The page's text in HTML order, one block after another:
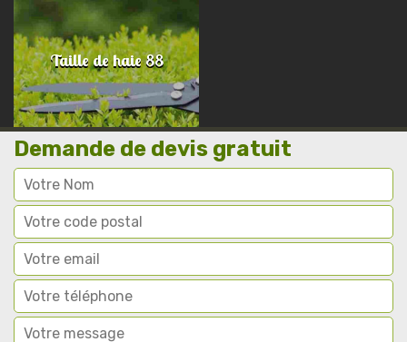
Taille de haie 88
Demande de devis gratuit